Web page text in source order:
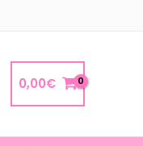
0,00€